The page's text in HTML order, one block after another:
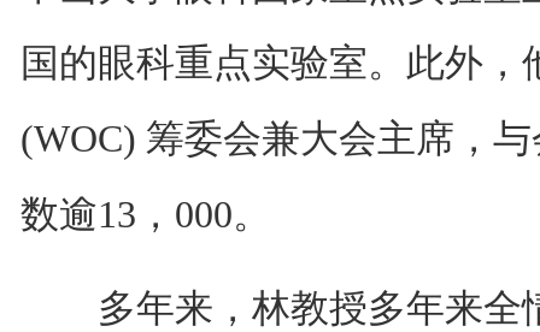
国的眼科重点实验室。此外，
(WOC) 筹委会兼大会主席，
数逾13，000。
多年来，林教授多年来全